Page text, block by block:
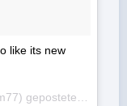
like its new